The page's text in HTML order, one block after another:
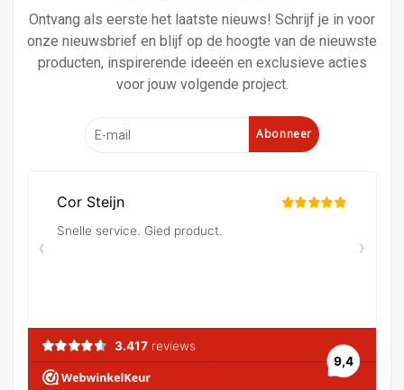
Ontvang als eerste het laatste nieuws! Schrijf je in voor
onze nieuwsbrief en blijf op de hoogte van de nieuwste
producten, inspirerende ideeën en exclusieve acties
voor jouw volgende project.
Abonneer